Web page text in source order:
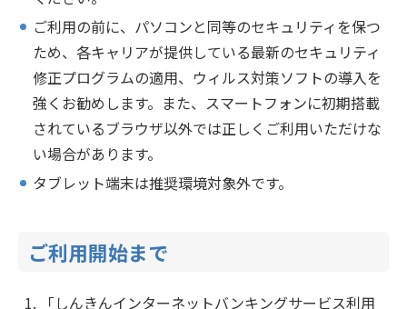
ご利用の前に、パソコンと同等のセキュリティを保つ
ため、各キャリアが提供している最新のセキュリティ
修正プログラムの適用、ウィルス対策ソフトの導入を
強くお勧めします。また、スマートフォンに初期搭載
されているブラウザ以外では正しくご利用いただけな
い場合があります。
タブレット端末は推奨環境対象外です。
ご利用開始まで
「しんきんインターネットバンキングサービス利用